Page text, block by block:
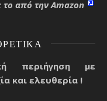
το από την Amazon
περιήγηση με
και ελευθερία !